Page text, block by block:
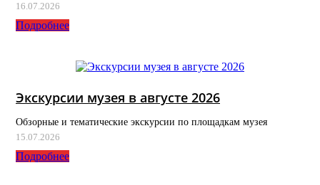
16.07.2026
Подробнее
Экскурсии музея в августе 2026
Обзорные и тематические экскурсии по площадкам музея
15.07.2026
Подробнее